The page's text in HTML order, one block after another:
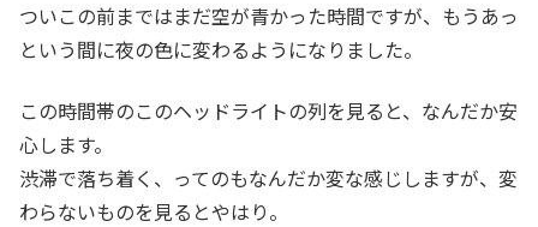
ついこの前まではまだ空が青かった時間ですが、もうあっ
という間に夜の色に変わるようになりました。
この時間帯のこのヘッドライトの列を見ると、なんだか安
心します。
渋滞で落ち着く、ってのもなんだか変な感じしますが、変
わらないものを見るとやはり。